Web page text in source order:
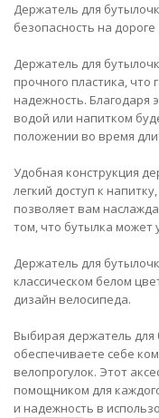
Держатель для
безопасность на дороге
Держатель для
прочного пластика, что
надежность. Благодаря
водой или напитком
положении во время
Удобная конструкция
легкий доступ к
позволяет вам
том, что бутылка может
Держатель для
классическом белом
дизайн велосипеда.
Выбирая держатель
обеспечиваете себе
велопрогулок. Этот
помощником для
и надежность в